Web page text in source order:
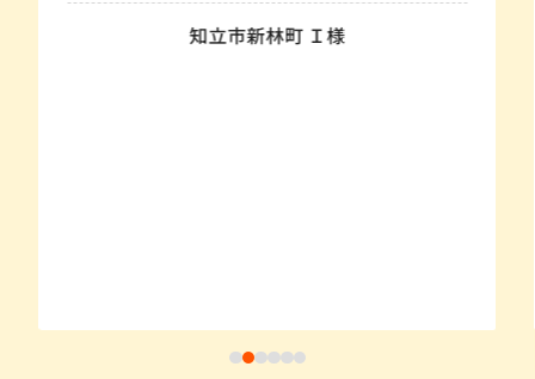
知立市新林町 Ｉ様